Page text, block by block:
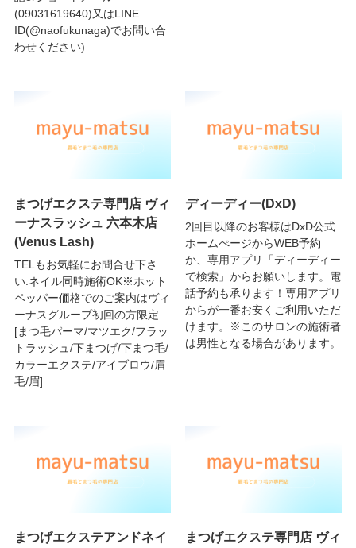
(09031619640)又はLINE
ID(@naofukunaga)でお問い合
わせください)
まつげエクステ専門店 ヴィ
ーナスラッシュ 六本木店
(Venus Lash)
TELもお気軽にお問合せ下さ
い.ネイル同時施術OK※ホット
ペッパー価格でのご案内はヴィ
ーナスグループ初回の方限定
[まつ毛パーマ/マツエク/フラッ
トラッシュ/下まつげ/下まつ毛/
カラーエクステ/アイブロウ/眉
毛/眉]
ディーディー(DxD)
2回目以降のお客様はDxD公式
ホームぺージからWEB予約
か、専用アプリ「ディーディー
で検索」からお願いします。電
話予約も承ります！専用アプリ
からが一番お安くご利用いただ
けます。※このサロンの施術者
は男性となる場合があります。
まつげエクステアンドネイ
まつげエクステ専門店 ヴィ